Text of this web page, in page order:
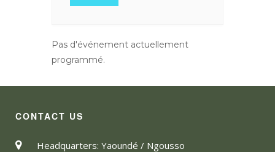
Pas d'événement actuellement
programmé.
CONTACT US
Headquarters: Yaoundé / Ngousso